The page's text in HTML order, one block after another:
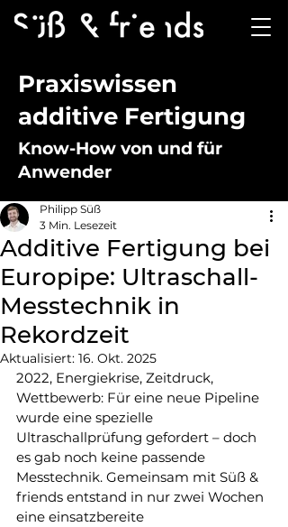
Praxiswissen
additive Fertigung
Know-How von und für
Anwender
Additive Fertigung bei
Europipe: Ultraschall-
Messtechnik in
Rekordzeit
Philipp Süß
3 Min. Lesezeit
Aktualisiert: 16. Okt. 2025
2022, Energiekrise, Zeitdruck,
Wettbewerb: Für eine neue Pipeline
wurde eine spezielle
Ultraschallprüfung gefordert – doch
es gab noch keine passende
Messtechnik. Gemeinsam mit Süß &
friends entstand in nur zwei Wochen
eine einsatzbereite